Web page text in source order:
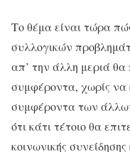
Το θέμα είναι τώρα
συλλογικών
απ’ την άλλη μεριά
συμφέροντα, χωρίς
συμφέροντα των
ότι κάτι τέτοιο θα
κοινωνικής